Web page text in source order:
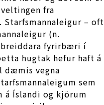
fra
– oft
(n.
fyrirbæri í
hugtak hefur haft á
vegna
sem
á Íslandi og kjörum